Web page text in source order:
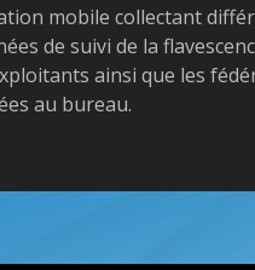
mobile collectant
de suivi de la
ainsi que les
au bureau.